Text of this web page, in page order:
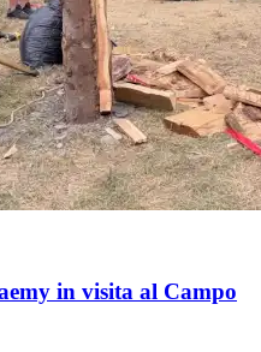
in visita al Campo